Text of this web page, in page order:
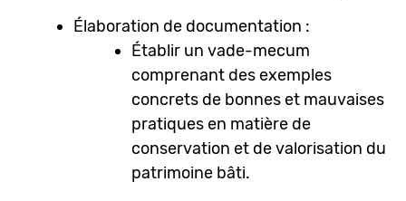
Élaboration de documentation :
Établir un vade-mecum
comprenant des exemples
concrets de bonnes et mauvaises
pratiques en matière de
conservation et de valorisation du
patrimoine bâti.